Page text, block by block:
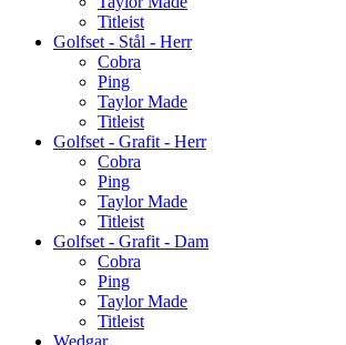
Titleist
Golfset - Stål - Herr
Cobra
Ping
Taylor Made
Titleist
Golfset - Grafit - Herr
Cobra
Ping
Taylor Made
Titleist
Golfset - Grafit - Dam
Cobra
Ping
Taylor Made
Titleist